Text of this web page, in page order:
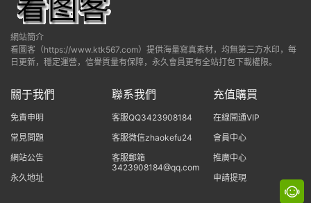
網站簡介
看圖客（https://www.ktk567.com）提供海量寫真素材，均無第三方水印，每
日更新，穩定運營，信譽質量有保障，永久會員更有全站打包下載權限。
關于我們
免責申明
常見問題
網站公告
永久地址
聯系我們
客服QQ3423908184
客服微信zhaokefu24
客服郵箱
3423908184@qq.com
充值購買
在線開通VIP
會員中心
推廣中心
申請提現